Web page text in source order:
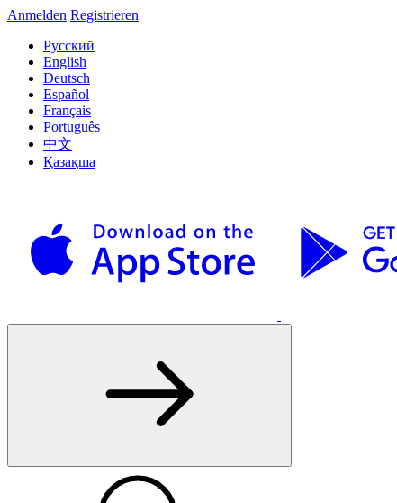
Anmelden Registrieren
Русский
English
Deutsch
Español
Français
Português
中文
Қазақша